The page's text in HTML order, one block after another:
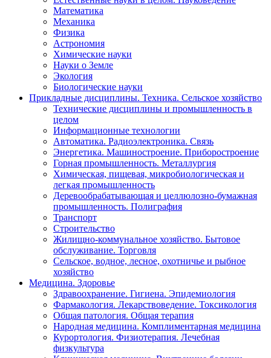
Математика
Механика
Физика
Астрономия
Химические науки
Науки о Земле
Экология
Биологические науки
Прикладные дисциплины. Техника. Сельское хозяйство
Технические дисциплины и промышленность в
целом
Информационные технологии
Автоматика. Радиоэлектроника. Связь
Энергетика. Машиностроение. Приборостроение
Горная промышленность. Металлургия
Химическая, пищевая, микробиологическая и
легкая промышленность
Деревообрабатывающая и целлюлозно-бумажная
промышленность. Полиграфия
Транспорт
Строительство
Жилищно-коммунальное хозяйство. Бытовое
обслуживание. Торговля
Сельское, водное, лесное, охотничье и рыбное
хозяйство
Медицина. Здоровье
Здравоохранение. Гигиена. Эпидемиология
Фармакология. Лекарствоведение. Токсикология
Общая патология. Общая терапия
Народная медицина. Комплиментарная медицина
Курортология. Физиотерапия. Лечебная
физкультура